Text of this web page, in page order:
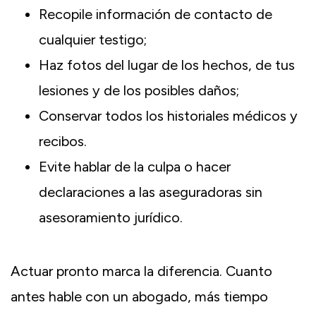
Recopile información de contacto de
cualquier testigo;
Haz fotos del lugar de los hechos, de tus
lesiones y de los posibles daños;
Conservar todos los historiales médicos y
recibos.
Evite hablar de la culpa o hacer
declaraciones a las aseguradoras sin
asesoramiento jurídico.
Actuar pronto marca la diferencia. Cuanto
antes hable con un abogado, más tiempo